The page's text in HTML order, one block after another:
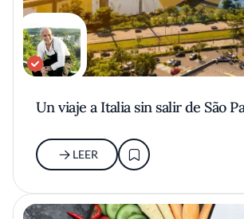
Un viaje a Italia sin salir de São
LEER